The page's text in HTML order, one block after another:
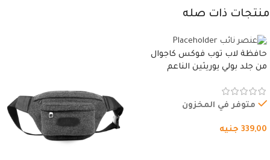
منتجات ذات صله
حافظة لاب توب فوكس كاجوال
من جلد بولي يوريثين الناعم
وسوستة.
متوفر في المخزون
339,00 جنيه